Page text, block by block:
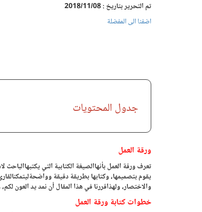
تم التحرير بتاريخ : 2018/11/08
اضفنا الى المفضلة
جدول المحتويات
ورقة العمل
تعرف ورقة العمل بأنهاالصيغة الكتابية التي
يقوم بتصميمها، وكتابها بطريقة دقيقة
والاختصار، ولهذاقررنا في هذا المقال أن نمد يد العون
خطوات كتابة ورقة العمل